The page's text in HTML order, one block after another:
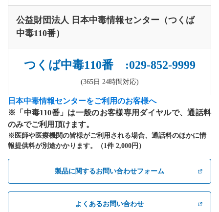
公益財団法人 日本中毒情報センター（つくば
中毒110番）
つくば中毒110番 :029-852-9999
(365日 24時間対応)
日本中毒情報センターをご利用のお客様へ
※「中毒110番」は一般のお客様専用ダイヤルで、通話料
のみでご利用頂けます。
※医師や医療機関の皆様がご利用される場合、通話料のほかに情
報提供料が別途かかります。（1件 2,000円）
製品に関するお問い合わせフォーム
よくあるお問い合わせ